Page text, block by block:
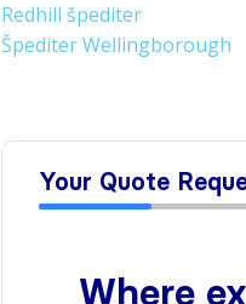
Redhill špediter
Špediter Wellingborough